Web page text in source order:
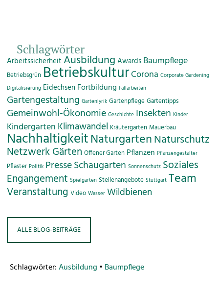
Schlagwörter
Arbeitssicherheit Ausbildung Awards Baumpflege
Betriebsgrün BetriebskulturCorona Corporate Gardening
Digitalisierung Eidechsen Fortbildung Fällarbeiten
Gartengestaltung Gartenlyrik Gartenpflege Gartentipps
Gemeinwohl-Ökonomie Geschichte Insekten Kinder
Kindergarten Klimawandel Kräutergarten Mauerbau
NachhaltigkeitNaturgartenNaturschutz
Netzwerk Gärten Offener Garten Pflanzen Pflanzengestalter
Pflaster Politik PresseSchaugarten Sonnenschutz Soziales
Engangement Spielgarten Stellenangebote Stuttgart Team
Veranstaltung Video Wasser Wildbienen
ALLE BLOG-BEITRÄGE
Schlagwörter:Ausbildung • Baumpflege